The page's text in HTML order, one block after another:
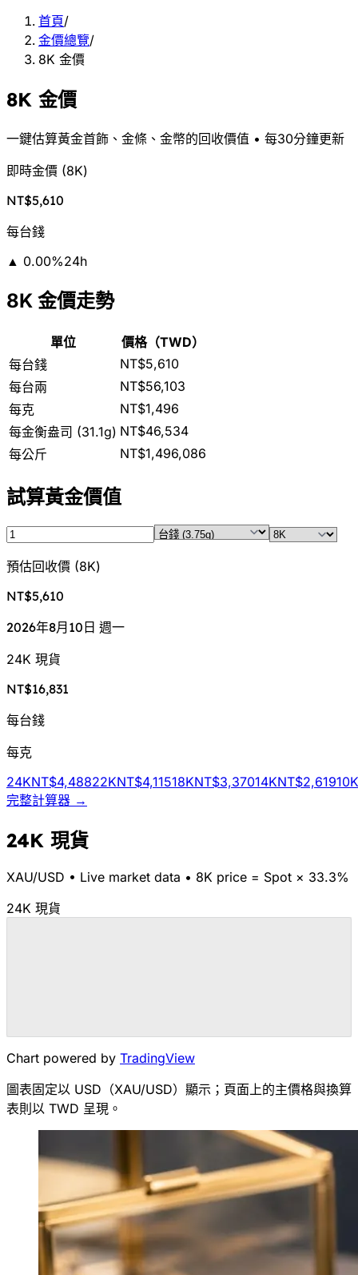
首頁/
金價總覽/
8K 金價
8K 金價
一鍵估算黃金首飾、金條、金幣的回收價值 • 每30分鐘更新
即時金價 (8K)
NT$5,610
每台錢
▲ 0.00%24h
8K 金價走勢
單位
價格（TWD）
每台錢
NT$5,610
每台兩
NT$56,103
每克
NT$1,496
每金衡盎司 (31.1g) NT$46,534
每公斤
NT$1,496,086
試算黃金價值
預估回收價 (8K)
NT$5,610
2026年8月10日 週一
24K 現貨
NT$16,831
每台錢
每克
24KNT$4,48822KNT$4,11518KNT$3,37014KNT$2,61910K
完整計算器 →
24K 現貨
XAU/USD • Live market data • 8K price = Spot × 33.3%
24K 現貨
Chart powered by TradingView
圖表固定以 USD（XAU/USD）顯示；頁面上的主價格與換算
表則以 TWD 呈現。